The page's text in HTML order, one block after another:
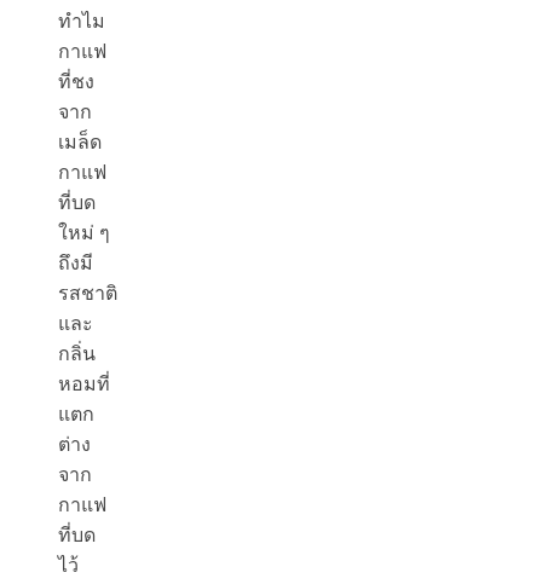
ทำไม
กาแฟ
ที่ชง
จาก
เมล็ด
กาแฟ
ที่บด
ใหม่ ๆ
ถึงมี
รสชาติ
และ
กลิ่น
หอมที่
แตก
ต่าง
จาก
กาแฟ
ที่บด
ไว้